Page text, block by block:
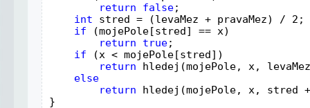
return false
int stred = (levaMez + pravaMez) / 2;
if
(mojePole[stred] == x)
return true;
if
(x <
return hledej(mojePole, x,
return hledej(mojePole, x, stred
}